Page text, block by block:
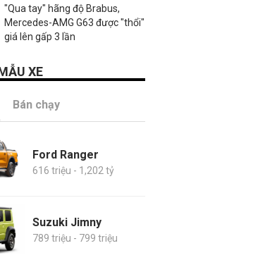
"Qua tay" hãng độ Brabus,
Mercedes-AMG G63 được "thổi"
giá lên gấp 3 lần
XE
Bán chạy
Ford Ranger
616 triệu - 1,202 tỷ
Suzuki Jimny
789 triệu - 799 triệu